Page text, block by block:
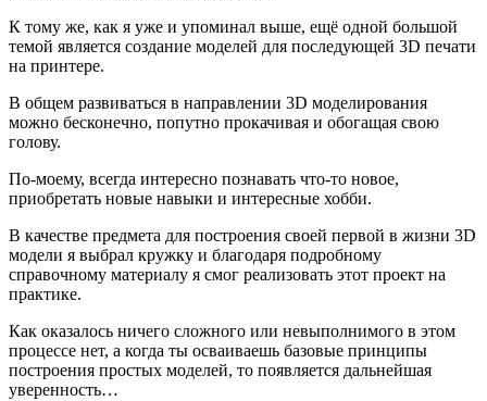
К тому же, как я уже и упоминал выше, ещё одной большой
темой является создание моделей для последующей 3D печати
на принтере.
В общем развиваться в направлении 3D моделирования
можно бесконечно, попутно прокачивая и обогащая свою
голову.
По-моему, всегда интересно познавать что-то новое,
приобретать новые навыки и интересные хобби.
В качестве предмета для построения своей первой в жизни 3D
модели я выбрал кружку и благодаря подробному
справочному материалу я смог реализовать этот проект на
практике.
Как оказалось ничего сложного или невыполнимого в этом
процессе нет, а когда ты осваиваешь базовые принципы
построения простых моделей, то появляется дальнейшая
уверенность…